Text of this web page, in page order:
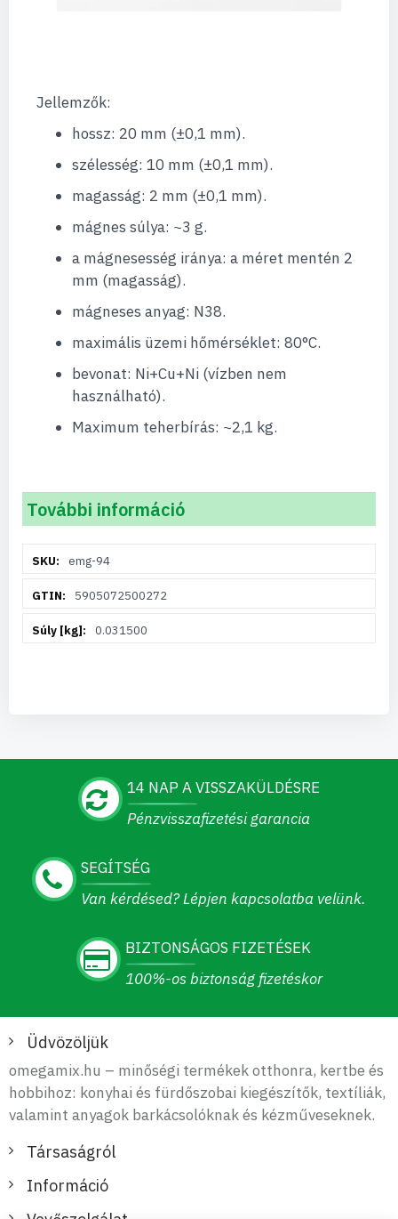
Jellemzők:
hossz: 20 mm (±0,1 mm).
szélesség: 10 mm (±0,1 mm).
magasság: 2 mm (±0,1 mm).
mágnes súlya: ~3 g.
a mágnesesség iránya: a méret mentén 2
mm (magasság).
mágneses anyag: N38.
maximális üzemi hőmérséklet: 80°C.
bevonat: Ni+Cu+Ni (vízben nem
használható).
Maximum teherbírás: ~2,1 kg.
További információ
információemg-94
5905072500272
0.031500
14 NAP A VISSZAKÜLDÉSRE
Pénzvisszafizetési garancia
SEGÍTSÉG
Van kérdésed? Lépjen kapcsolatba velünk.
BIZTONSÁGOS FIZETÉSEK
100%-os biztonság fizetéskor
Üdvözöljük
omegamix.hu – minőségi termékek otthonra, kertbe és
hobbihoz: konyhai és fürdőszobai kiegészítők, textíliák,
valamint anyagok barkácsolóknak és kézműveseknek.
Társaságról
Információ